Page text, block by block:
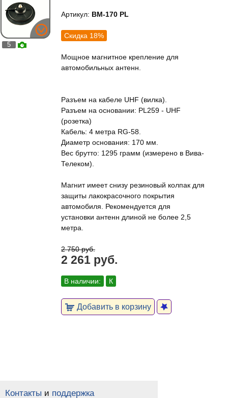
5
Артикул: BM-170 PL
Скидка 18%
Мощное магнитное крепление для
автомобильных антенн.
Разъем на кабеле UHF (вилка).
Разъем на основании: PL259 - UHF
(розетка)
Кабель: 4 метра RG-58.
Диаметр основания: 170 мм.
Вес брутто: 1295 грамм (измерено в Вива-
Телеком).
Магнит имеет снизу резиновый колпак для
защиты лакокрасочного покрытия
автомобиля. Рекомендуется для
установки антенн длиной не более 2,5
метра.
2 750 руб.
2 261 руб.
В наличии: К
Добавить в корзину
Контакты и поддержка